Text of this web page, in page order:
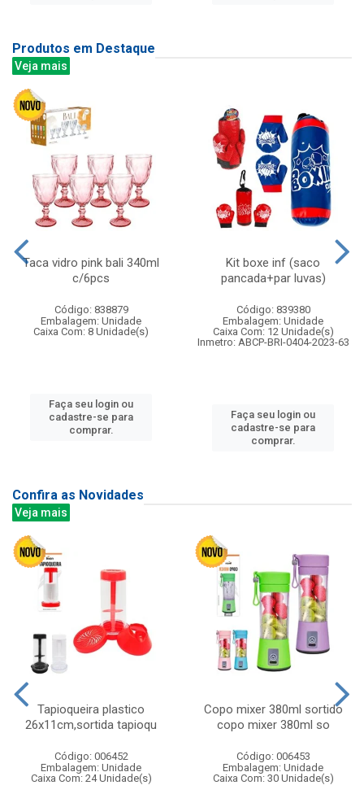
Produtos em Destaque
Veja mais
Taca vidro pink bali 340ml
c/6pcs
Código: 838879
Embalagem: Unidade
Caixa Com: 8 Unidade(s)
Faça seu login ou
cadastre-se para
comprar.
Kit boxe inf (saco
pancada+par luvas)
Código: 839380
Embalagem: Unidade
Caixa Com: 12 Unidade(s)
Inmetro: ABCP-BRI-0404-2023-63
Faça seu login ou
cadastre-se para
comprar.
Confira as Novidades
Veja mais
Tapioqueira plastico
26x11cm,sortida tapioqu
Código: 006452
Embalagem: Unidade
Caixa Com: 24 Unidade(s)
Copo mixer 380ml sortido
copo mixer 380ml so
Código: 006453
Embalagem: Unidade
Caixa Com: 30 Unidade(s)